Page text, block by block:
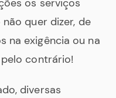
os serviços
quer dizer, de
na exigência ou na
contrário!
diversas